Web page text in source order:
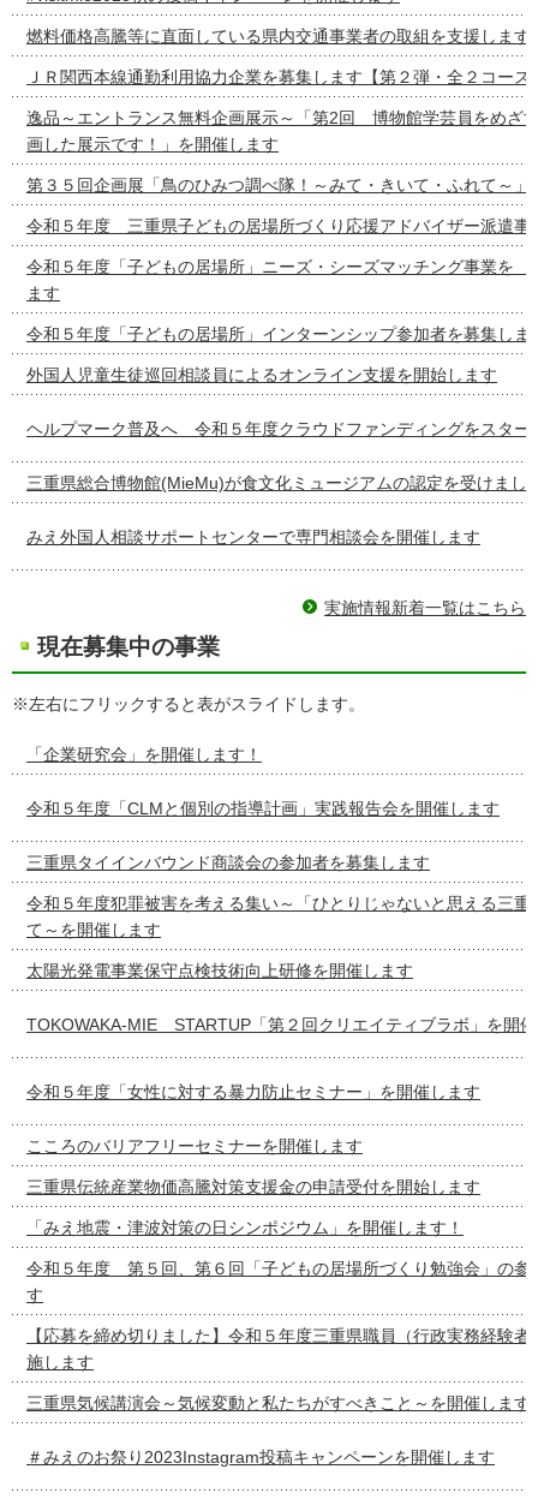
燃料価格高騰等に直面している県内交通事業者の取組を支援します
ＪＲ関西本線通勤利用協力企業を募集します【第２弾・全２コース
逸品～エントランス無料企画展示～「第2回 博物館学芸員をめざ
画した展示です！」を開催します
第３５回企画展「鳥のひみつ調べ隊！～みて・きいて・ふれて～」
令和５年度 三重県子どもの居場所づくり応援アドバイザー派遣事
令和５年度「子どもの居場所」ニーズ・シーズマッチング
ます
令和５年度「子どもの居場所」インターンシップ参加者を募集しま
外国人児童生徒巡回相談員によるオンライン支援を開始します
ヘルプマーク普及へ 令和５年度クラウドファンディングをスター
三重県総合博物館(MieMu)が食文化ミュージアムの認定を受けまし
みえ外国人相談サポートセンターで専門相談会を開催します
実施情報新着一覧はこちら
現在募集中の事業
※左右にフリックすると表がスライドします。
「企業研究会」を開催します！
令和５年度「CLMと個別の指導計画」実践報告会を開催します
三重県タイインバウンド商談会の参加者を募集します
令和５年度犯罪被害を考える集い～「ひとりじゃないと思える三重
て～を開催します
太陽光発電事業保守点検技術向上研修を開催します
TOKOWAKA-MIE STARTUP「第２回クリエイティブラボ」を開
令和５年度「女性に対する暴力防止セミナー」を開催します
こころのバリアフリーセミナーを開催します
三重県伝統産業物価高騰対策支援金の申請受付を開始します
「みえ地震・津波対策の日シンポジウム」を開催します！
令和５年度 第５回、第６回「子どもの居場所づくり勉強会」の参
す
【応募を締め切りました】令和５年度三重県職員（行政実務経験
施します
三重県気候講演会～気候変動と私たちがすべきこと～を開催します
＃みえのお祭り2023Instagram投稿キャンペーンを開催します